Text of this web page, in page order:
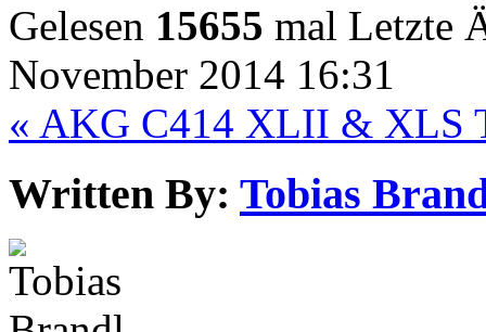
Gelesen 15655 mal Letzte
November 2014 16:31
« AKG C414 XLII & XLS
Written By: Tobias